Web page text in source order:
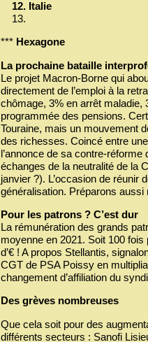
Italie
*** Hexagone
La prochaine bataille
Le projet Macron-Borne qui
directement de l’emploi à la
chômage, 3% en arrêt maladie,
programmée des pensions.
Touraine, mais un mouvement
des richesses. Coincé entre
l’annonce de sa contre-
échanges de la neutralité de la
janvier ?). L’occasion de réunir
généralisation. Préparons
Pour les patrons ? C’est dur
La rémunération des grands
moyenne en 2021. Soit 100
d’€ ! A propos Stellantis,
CGT de PSA Poissy en
changement d’affiliation du
Des grèves nombreuses
Que cela soit pour des
différents secteurs : Sanofi